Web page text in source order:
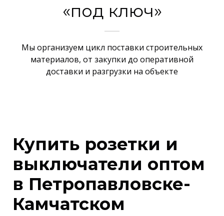
«под ключ»
Мы организуем цикл поставки строительных
материалов, от закупки до оперативной
доставки и разгрузки на объекте
Купить розетки и
выключатели оптом
в Петропавловске-
Камчатском